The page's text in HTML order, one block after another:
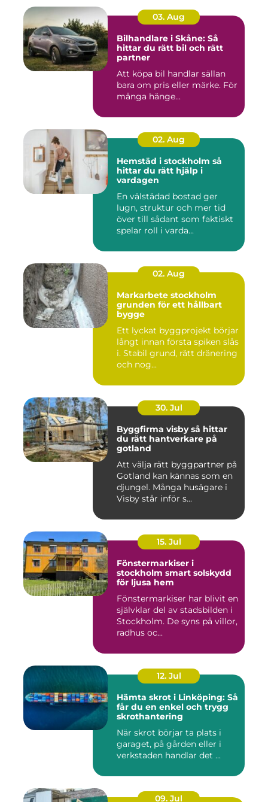
03. Aug
Bilhandlare i Skåne: Så
hittar du rätt bil och rätt
partner
Att köpa bil handlar sällan
bara om pris eller märke. För
många hänge...
02. Aug
Hemstäd i stockholm så
hittar du rätt hjälp i
vardagen
En välstädad bostad ger
lugn, struktur och mer tid
över till sådant som faktiskt
spelar roll i varda...
02. Aug
Markarbete stockholm
grunden för ett hållbart
bygge
Ett lyckat byggprojekt börjar
långt innan första spiken slås
i. Stabil grund, rätt dränering
och nog...
30. Jul
Byggfirma visby så hittar
du rätt hantverkare på
gotland
Att välja rätt byggpartner på
Gotland kan kännas som en
djungel. Många husägare i
Visby står inför s...
15. Jul
Fönstermarkiser i
stockholm smart solskydd
för ljusa hem
Fönstermarkiser har blivit en
självklar del av stadsbilden i
Stockholm. De syns på villor,
radhus oc...
12. Jul
Hämta skrot i Linköping: Så
får du en enkel och trygg
skrothantering
När skrot börjar ta plats i
garaget, på gården eller i
verkstaden handlar det ...
09. Jul